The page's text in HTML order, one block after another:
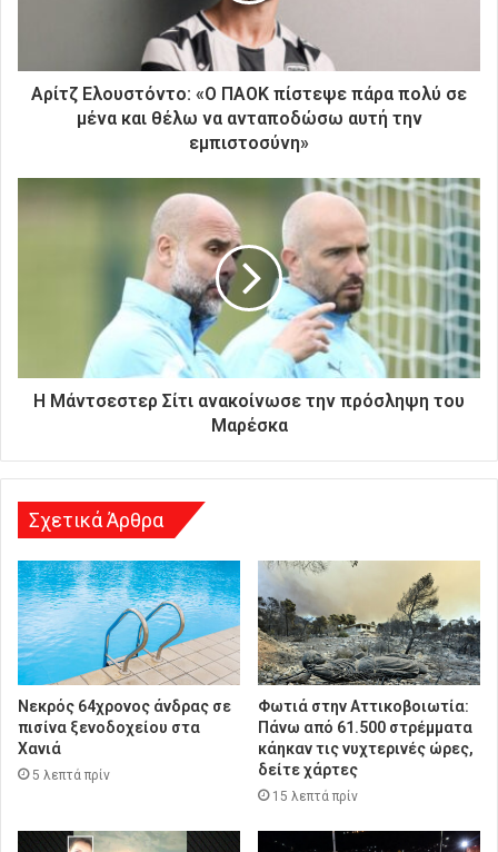
κ
σ
Αρίτζ Ελουστόντο: «Ο ΠΑΟΚ πίστεψε πάρα πολύ σε
μένα και θέλω να ανταποδώσω αυτή την
εμπιστοσύνη»
Η Μάντσεστερ Σίτι ανακοίνωσε την πρόσληψη του
Μαρέσκα
Σχετικά Άρθρα
Νεκρός 64χρονος άνδρας σε
πισίνα ξενοδοχείου στα
Χανιά
5 λεπτά πρίν
Φωτιά στην Αττικοβοιωτία:
Πάνω από 61.500 στρέμματα
κάηκαν τις νυχτερινές ώρες,
δείτε χάρτες
15 λεπτά πρίν